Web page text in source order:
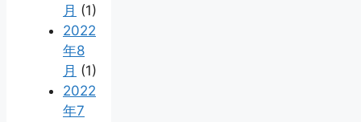
月 (1)
2022
年8
月 (1)
2022
年7